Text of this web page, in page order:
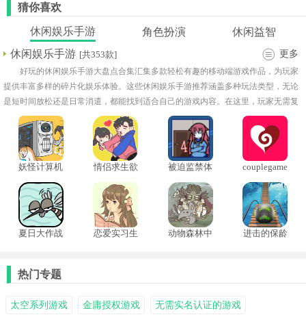
猜你喜欢
休闲娱乐手游 角色扮演
休闲益智
休闲娱乐手游 [共353款] 更多
好玩的休闲娱乐手游大盘点合集汇集多款轻松有趣的移动端游戏作品，为玩家
提供丰富多样的碎片化娱乐体验。这些休闲娱乐手游推荐涵盖多种玩法类型，无论
是短时间放松还是日常消遣，都能找到适合自己的游戏内容。在这里，玩家无需复
杂学习成本，即可快速掌握游戏规则，在不同场景中体验独特乐趣。
妖怪计算机 情侣求生欲
被迫监禁体
couplegame
夏日大作战
恋爱实习生
动物森林中
进击的保龄
热门专题
太空系列游戏 金庸授权游戏 无需实名认证的游戏